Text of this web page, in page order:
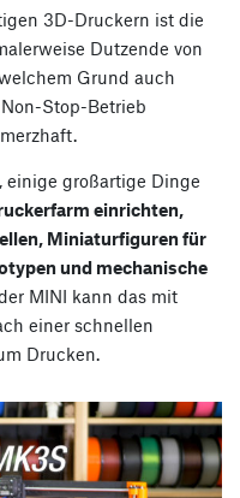
3D-Druckern ist die
Dutzende von
Grund auch
Stop-Betrieb
einige großartige Dinge
einrichten,
Miniaturfiguren für
und mechanische
MINI kann das mit
einer schnellen
Drucken.